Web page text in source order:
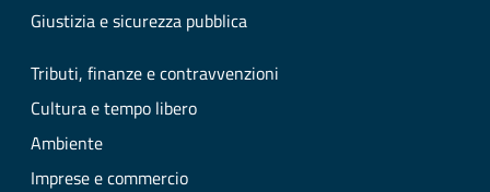
Giustizia e sicurezza pubblica
Tributi, finanze e contravvenzioni
Cultura e tempo libero
Ambiente
Imprese e commercio